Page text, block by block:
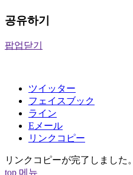
공유하기
팝업닫기
ツイッター
フェイスブック
ライン
Eメール
リンクコピー
リンクコピーが完了しました。
top 메뉴